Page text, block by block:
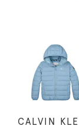
CALVIN